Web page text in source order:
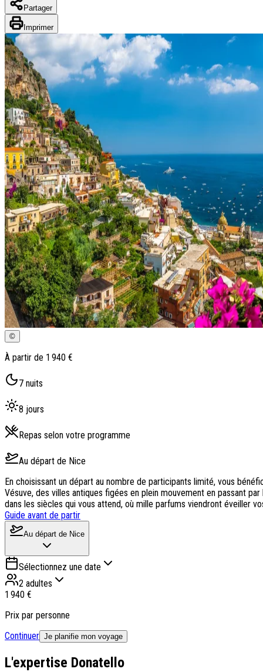
Circuits en petit groupe
Circuits en train
Séjours balnéaires
Séjours avec excursions
Week-ends & courts séjours
Itinéraires au volant
Croisières
Tableaux du Sud
Découvrir Donatello
Qui sommes-nous ?
Notre histoire
Pourquoi voyager avec nous ?
Tourisme responsable
Nos brochures
Contactez-nous
Satisfaction client
Rejoignez-nous
Partager
Imprimer
©
À partir de 1 940 €
7 nuits
8 jours
Repas selon votre programme
Au départ de Nice
En choisissant un départ au nombre de participants limité, vous
Vésuve, des villes antiques figées en plein mouvement en passant
dans les siècles qui vous attend, où mille parfums viendront éveiller
Guide avant de partir
Au départ de Nice
Sélectionnez une date
2 adultes
1 940 €
Prix par personne
Continuer Je planifie mon voyage
L'expertise Donatello